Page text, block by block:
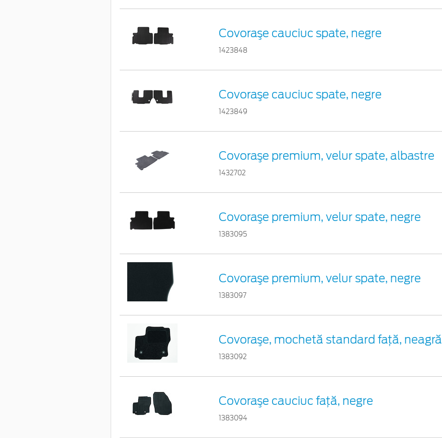
Covoraşe cauciuc spate, negre
1423848
Covoraşe cauciuc spate, negre
1423849
Covoraşe premium, velur spate, albastre
1432702
Covoraşe premium, velur spate, negre
1383095
Covoraşe premium, velur spate, negre
1383097
Covoraşe, mochetă standard faţă, neagră
1383092
Covoraşe cauciuc faţă, negre
1383094